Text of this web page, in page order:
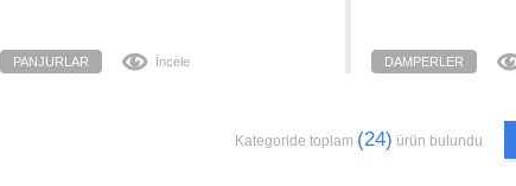
PANJURLAR İncele DAMPERLER
Kategoride toplam (24) ürün bulundu